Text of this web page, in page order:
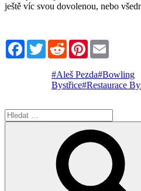
ještě víc svou dovolenou, nebo
FacebookTwitterRedditPinterest
#Aleš Pezda#Bowling
Bystřice#Restaurace
Hledat: